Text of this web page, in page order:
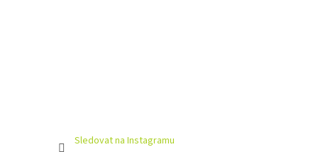
Sledovat na Instagramu